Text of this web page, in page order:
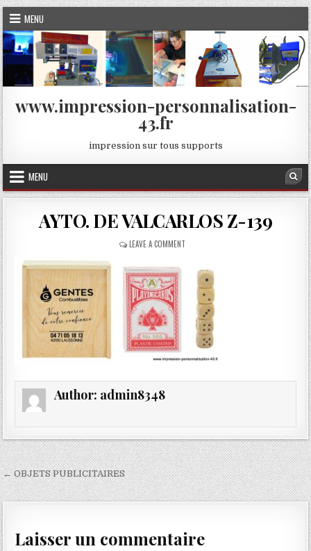
Skip
to
content
MENU
www.impression-personnalisation-
43.fr
impression sur tous supports
MENU
AYTO. DE VALCARLOS Z-139
LEAVE A COMMENTON
VALCARLOS
Author: admin8348
Navigation
de
← OBJETS PUBLICITAIRES
Laisser un commentaire